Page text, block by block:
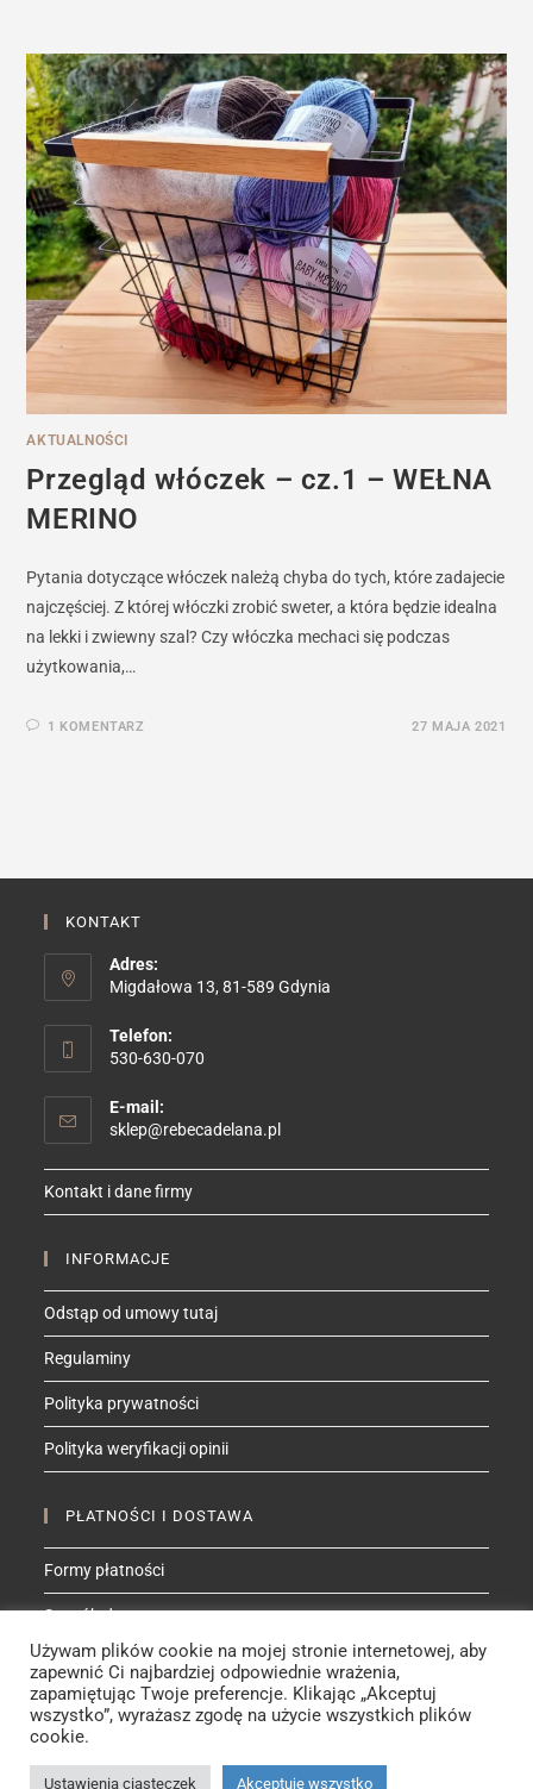
AKTUALNOŚCI
Przegląd włóczek – cz.1 – WEŁNA
MERINO
Pytania dotyczące włóczek należą chyba do tych, które zadajecie
najczęściej. Z której włóczki zrobić sweter, a która będzie idealna
na lekki i zwiewny szal? Czy włóczka mechaci się podczas
użytkowania,…
1 KOMENTARZ 27 MAJA 2021
KONTAKT
Adres:
Migdałowa 13, 81-589 Gdynia
Telefon:
530-630-070
E-mail:
sklep@rebecadelana.plOpens
your
Kontakt i dane firmy
INFORMACJE
Odstąp od umowy tutaj
Regulaminy
Polityka prywatności
Polityka weryfikacji opinii
PŁATNOŚCI I DOSTAWA
Formy płatności
Sposób dostawy
ZNAJDŹ MNIE NA
FacebookInstagram
YouTube
Etsy
Używam plików cookie na mojej stronie internetowej, aby
zapewnić Ci najbardziej odpowiednie wrażenia,
zapamiętując Twoje preferencje. Klikając „Akceptuj
wszystko”, wyrażasz zgodę na użycie wszystkich plików
cookie.
Ustawienia ciasteczek Akceptuję wszystko